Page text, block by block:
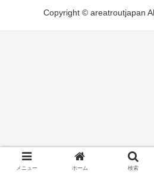
Copyright © areatroutjapan
メニュー ホーム 検索